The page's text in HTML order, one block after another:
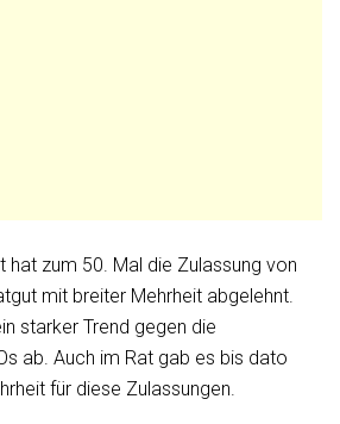
hat zum 50. Mal die Zulassung von
mit breiter Mehrheit abgelehnt.
starker Trend gegen die
ab. Auch im Rat gab es bis dato
für diese Zulassungen.